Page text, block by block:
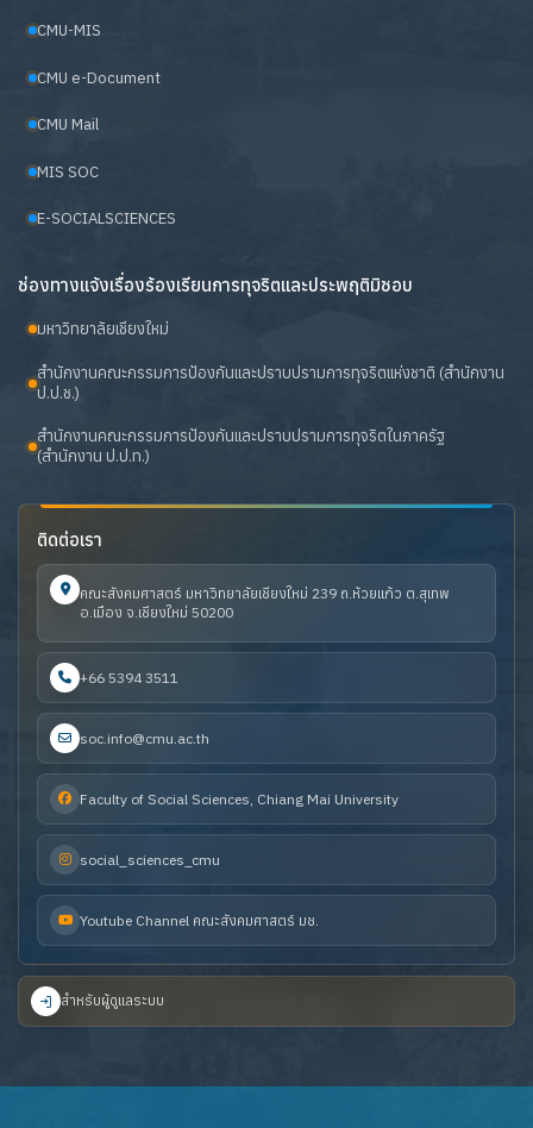
CMU-MIS
CMU e-Document
CMU Mail
MIS SOC
E-SOCIALSCIENCES
ช่องทางแจ้งเรื่องร้องเรียนการทุจริตและประพฤติมิชอบ
มหาวิทยาลัยเชียงใหม่
สำนักงานคณะกรรมการป้องกันและปราบปรามการทุจริตแห่งชาติ (สำนักงาน
ป.ป.ช.)
สำนักงานคณะกรรมการป้องกันและปราบปรามการทุจริตในภาครัฐ
(สำนักงาน ป.ป.ท.)
ติดต่อเรา
คณะสังคมศาสตร์ มหาวิทยาลัยเชียงใหม่ 239 ถ.ห้วยแก้ว ต.สุเทพ
อ.เมือง จ.เชียงใหม่ 50200
+66 5394 3511
soc.info@cmu.ac.th
Faculty of Social Sciences, Chiang Mai University
social_sciences_cmu
Youtube Channel คณะสังคมศาสตร์ มช.
สำหรับผู้ดูแลระบบ